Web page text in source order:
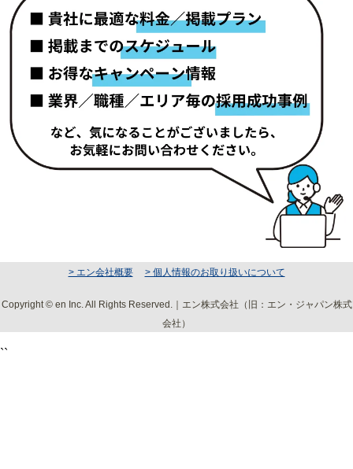
> エン会社概要 > 個人情報のお取り扱いについて
Copyright © en Inc. All Rights Reserved.｜エン株式会社（旧：エン・ジャパン株式
会社）
``